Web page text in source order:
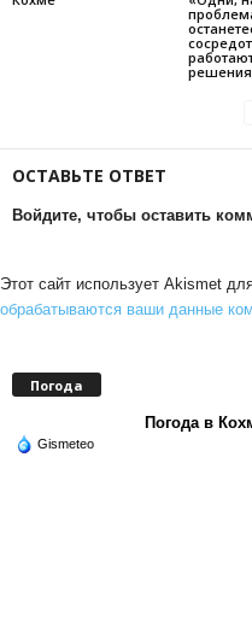
ОСТАВЬТЕ ОТВЕТ
Войдите, чтобы оставить
Этот сайт использует Akismet
обрабатываются ваши данные
Погода
Погода в
Gismeteo